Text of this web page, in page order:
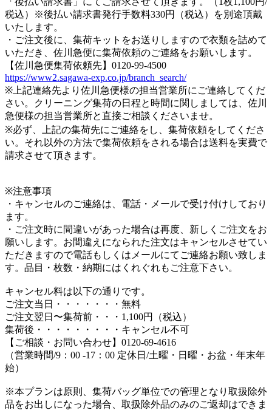
税込）※後払い請求書発行手数料330円（税込）を別途頂戴
いたします。
・ご注文後に、集荷キットをお送りしますので衣類を詰めて
いただき、佐川急便に集荷依頼のご連絡をお願いします。
【佐川急便集荷依頼先】0120-99-4500
https://www2.sagawa-exp.co.jp/branch_search/
※上記連絡先より佐川急便様の担当営業所にご連絡してくだ
さい。クリーニング集荷の日程と時間に関しましては、佐川
急便様の担当営業所と直接ご相談くださいませ。
※必ず、上記の集荷先にご連絡をし、集荷依頼をしてくださ
い。それ以外の方法で集荷依頼をされる場合は送料を実費で
請求させて頂きます。
※注意事項
・キャンセルのご連絡は、電話・メールで受け付けしており
ます。
・ご注文時に間違いがあった場合は再度、新しくご注文をお
願いします。お間違えになられた注文はキャンセルさせてい
ただきますので電話もしくはメールにてご連絡お願い致しま
す。品目・枚数・納期にはくれぐれもご注意下さい。
キャンセル料は以下の通りです。
ご注文当日・・・・・・・無料
ご注文翌日〜集荷前・・・1,100円（税込）
集荷後・・・・・・・・・キャンセル不可
【ご相談・お問い合わせ】0120-69-4616
（営業時間/9：00 -17：00 定休日/土曜・日曜・お盆・年末年
始）
※本プランは原則、集荷バッグ単位での管理となり取扱除外
品をお出しになった場合、取扱除外品のみのご返却はできま